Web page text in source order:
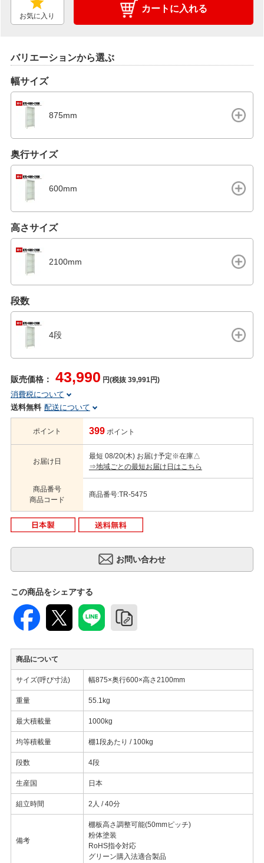
お気に入り
カートに入れる
バリエーションから選ぶ
幅サイズ
875mm
奥行サイズ
600mm
高さサイズ
2100mm
段数
4段
販売価格： 43,990 円(税抜 39,991円)
消費税について
送料無料 配送について
ポイント 399 ポイント
お届け日
最短 08/20(木) お届け予定※在庫△
⇒地域ごとの最短お届け日はこちら
商品番号
商品コード
商品番号:TR-5475
この商品をシェアする
商品について
サイズ(呼び寸法) 幅875×奥行600×高さ2100mm
重量 55.1kg
最大積載量 1000kg
均等積載量 棚1段あたり / 100kg
段数 4段
生産国 日本
組立時間 2人 / 40分
備考
棚板高さ調整可能(50mmピッチ)
粉体塗装
RoHS指令対応
グリーン購入法適合製品